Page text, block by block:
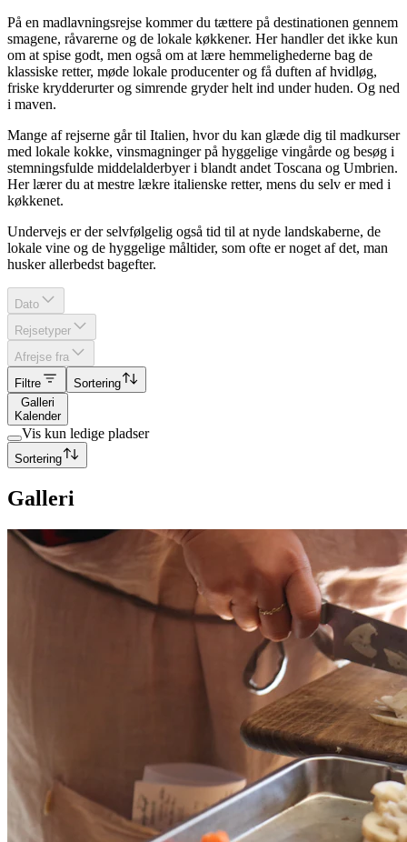
På en madlavningsrejse kommer du tættere på destinationen gennem
smagene, råvarerne og de lokale køkkener. Her handler det ikke kun
om at spise godt, men også om at lære hemmelighederne bag de
klassiske retter, møde lokale producenter og få duften af hvidløg,
friske krydderurter og simrende gryder helt ind under huden. Og ned
i maven.
Mange af rejserne går til Italien, hvor du kan glæde dig til madkurser
med lokale kokke, vinsmagninger på hyggelige vingårde og besøg i
stemningsfulde middelalderbyer i blandt andet Toscana og Umbrien.
Her lærer du at mestre lækre italienske retter, mens du selv er med i
køkkenet.
Undervejs er der selvfølgelig også tid til at nyde landskaberne, de
lokale vine og de hyggelige måltider, som ofte er noget af det, man
husker allerbedst bagefter.
Dato
Rejsetyper
Afrejse fra
Filtre
Sortering
Galleri
Kalender
Vis kun ledige pladser
Sortering
Galleri